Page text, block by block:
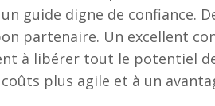
un guide digne de
partenaire. Un excellent
à libérer tout le potentiel
plus agile et à un